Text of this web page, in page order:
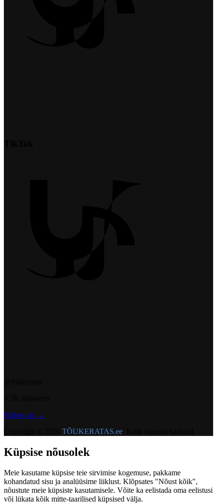
Follow us →
TÕUKERATAS.ee
Küpsise nõusolek
Meie kasutame küpsise teie sirvimise kogemuse, pakkame
kohandatud sisu ja analüüsime liiklust. Klõpsates "Nõust kõik",
nõustute meie küpsiste kasutamisele. Võite ka eelistada oma eelistusi
või lükata kõik mitte-taarilised küpsised välja.